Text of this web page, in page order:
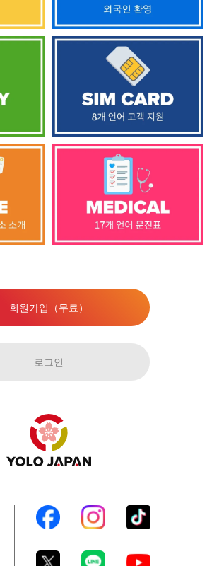
회원가입（무료）
로그인